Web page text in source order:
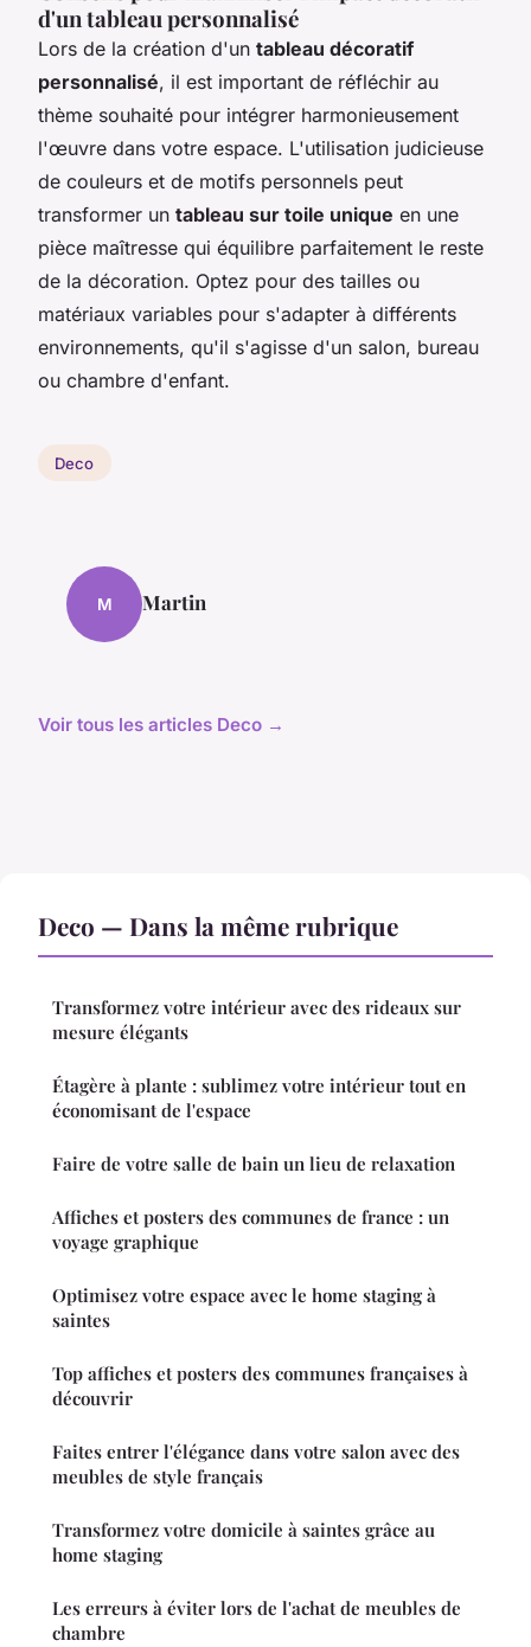
d'un tableau personnalisé
Lors de la création d'un tableau décoratif
personnalisé, il est important de réfléchir au
thème souhaité pour intégrer harmonieusement
l'œuvre dans votre espace. L'utilisation judicieuse
de couleurs et de motifs personnels peut
transformer un tableau sur toile unique en une
pièce maîtresse qui équilibre parfaitement le reste
de la décoration. Optez pour des tailles ou
matériaux variables pour s'adapter à différents
environnements, qu'il s'agisse d'un salon, bureau
ou chambre d'enfant.
Deco
M Martin
Voir tous les articles Deco →
Deco — Dans la même rubrique
Transformez votre intérieur avec des rideaux sur
mesure élégants
Étagère à plante : sublimez votre intérieur tout en
économisant de l'espace
Faire de votre salle de bain un lieu de relaxation
Affiches et posters des communes de france : un
voyage graphique
Optimisez votre espace avec le home staging à
saintes
Top affiches et posters des communes françaises à
découvrir
Faites entrer l'élégance dans votre salon avec des
meubles de style français
Transformez votre domicile à saintes grâce au
home staging
Les erreurs à éviter lors de l'achat de meubles de
chambre